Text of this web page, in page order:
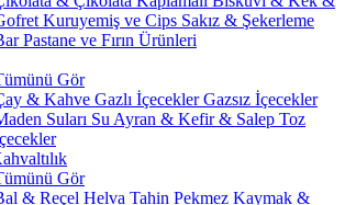
Kuruyemiş ve Cips Sakız & Şekerleme
Pastane ve Fırın Ürünleri
Gör
& Kahve Gazlı İçeceklerGazsız İçecekler
Suları Su Ayran & Kefir & Salep Toz
Gör
& Reçel Helva Tahin Pekmez Kaymak &